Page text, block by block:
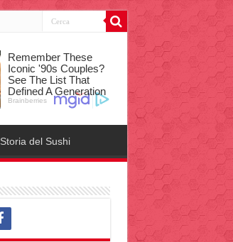
Storia del Sushi